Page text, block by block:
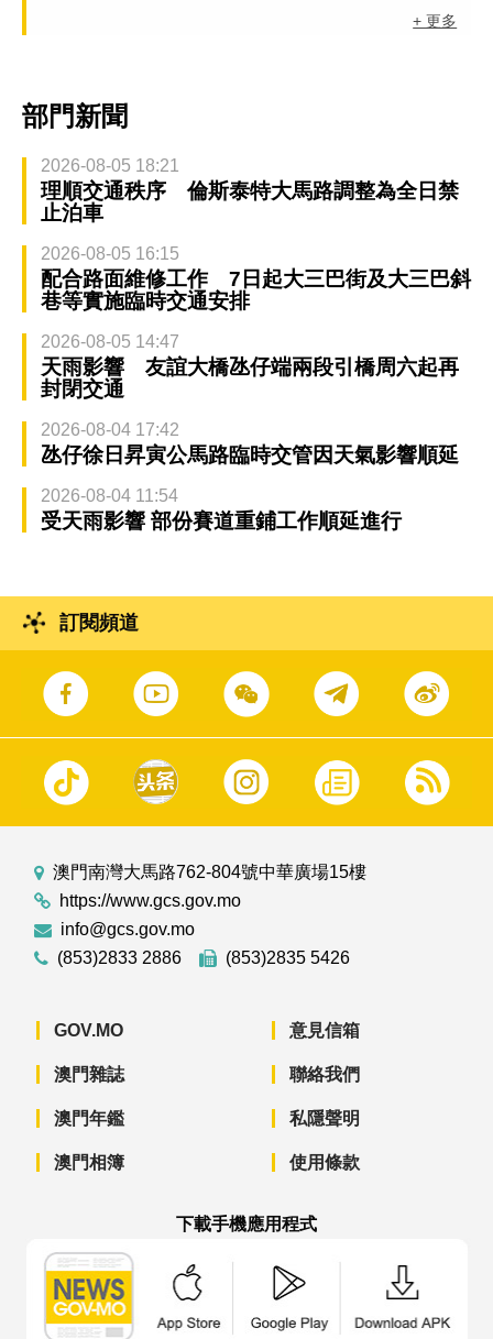
+ 更多
部門新聞
2026-08-05 18:21
理順交通秩序 倫斯泰特大馬路調整為全日禁
止泊車
2026-08-05 16:15
配合路面維修工作 7日起大三巴街及大三巴斜
巷等實施臨時交通安排
2026-08-05 14:47
天雨影響 友誼大橋氹仔端兩段引橋周六起再
封閉交通
2026-08-04 17:42
氹仔徐日昇寅公馬路臨時交管因天氣影響順延
2026-08-04 11:54
受天雨影響 部份賽道重鋪工作順延進行
訂閱頻道
澳門南灣大馬路762-804號中華廣場15樓
https://www.gcs.gov.mo
info@gcs.gov.mo
(853)2833 2886
(853)2835 5426
GOV.MO
澳門雜誌
澳門年鑑
澳門相簿
意見信箱
聯絡我們
私隱聲明
使用條款
下載手機應用程式